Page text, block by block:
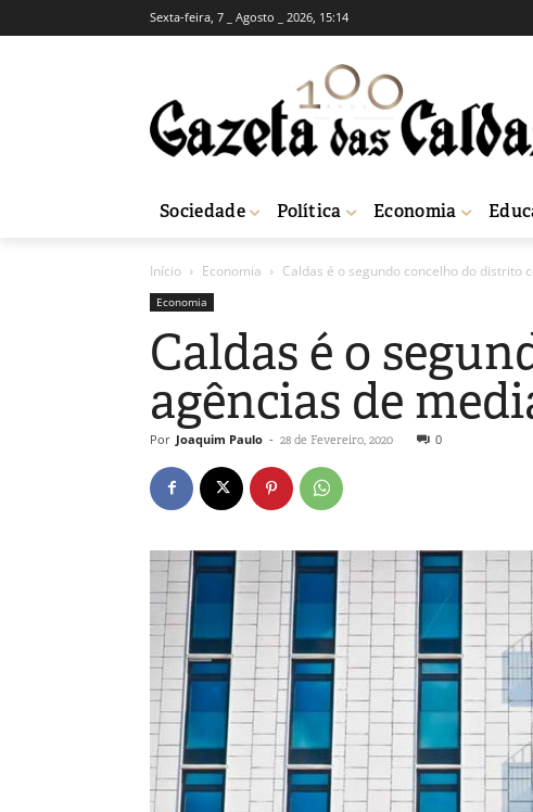
Sexta-feira, 7 _ Agosto _ 2026, 15:14
Sociedade Política Economia
Início Economia Caldas é o segundo concelho do distrito
Economia
Caldas é o
agências de
Por Joaquim Paulo - 28 de Fevereiro, 2020 0